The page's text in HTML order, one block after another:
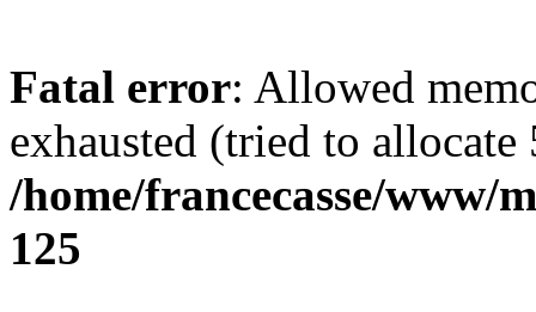
Fatal error: Allowed
exhausted (tried to
/home/francecasse/www/
125